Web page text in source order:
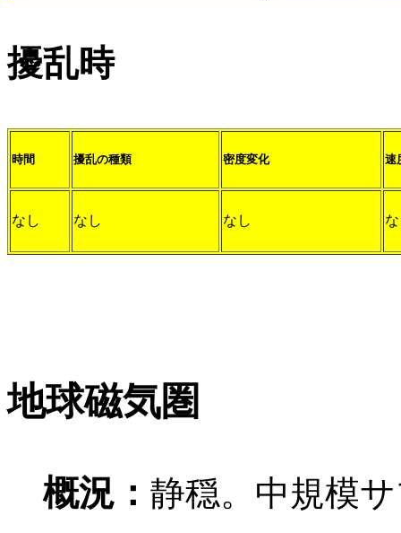
擾乱時
時間 擾乱の種類 密度変化 速
なし なし なし
地球磁気圏
概況： 静穏。中規模